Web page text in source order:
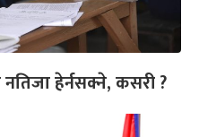
हेर्नसक्ने, कसरी ?